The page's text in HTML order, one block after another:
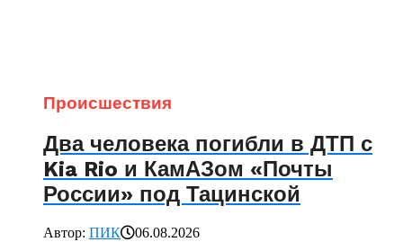
Происшествия
Два человека погибли в ДТП с
Kia Rio и КамАЗом «Почты
России» под Тацинской
Автор: ПИК
06.08.2026